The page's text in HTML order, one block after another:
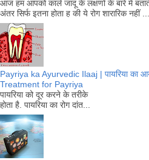
आज हम आपको काले जादू के लक्षणों के बारे में
अंतर सिर्फ इतना होता ह की ये रोग शारारिक नहीं ...
Payriya ka Ayurvedic Ilaaj | पायरिया का
Treatment for Payriya
पायरिया को दूर करने के तरीके
होता है. पायरिया का रोग दांत...